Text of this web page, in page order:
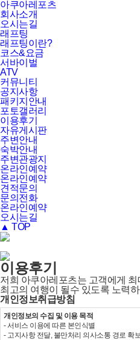
아쿠아레포츠
회사소개
오시는길
래프팅
래프팅이란?
코스&요금
서바이벌
ATV
커뮤니티
공지사항
패키지안내
포토갤러리
이용후기
자유게시판
주변안내
숙박안내
주변관광지
온라인예약
온라인예약
견적문의
문의전화
온라인예약
오시는길
▲ TOP
이용후기
저희 아쿠아레포츠는 고객에게
최고의 여행이 될수 있도록 노력
개인정보취급방침
개인정보의 수집 및 이용 목적
- 서비스 이용에 따른 본인식별
- 고지사항 전달, 불만처리 의사소통 경로 확